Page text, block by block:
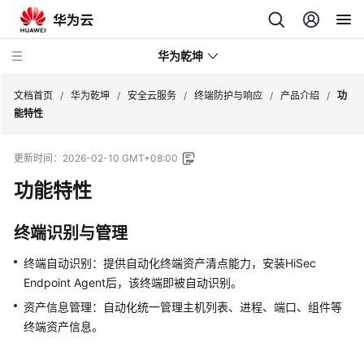
华为乾坤
全
云
服
什
是
华
为
文档首页 / 华为乾坤 / 安全云服务 / 终端防护与响应 / 产品介绍 / 功
能特性
更新时间： 2026-02-10 GMT+08:00
功能特性
终端识别与管理
终端自动识别：提供自动化终端资产清点能力，安装HiSec
Endpoint Agent后，该终端即被自动识别。
资产信息管理：自动化统一管理主机列表、进程、端口、组件等
终端资产信息。